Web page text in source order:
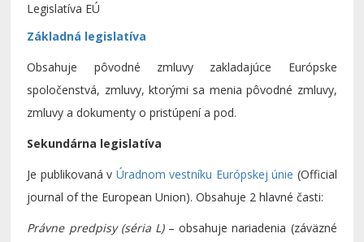
Legislatíva EÚ
Základná legislatíva
Obsahuje pôvodné zmluvy zakladajúce Európske
spoločenstvá, zmluvy, ktorými sa menia pôvodné zmluvy,
zmluvy a dokumenty o pristúpení a pod.
Sekundárna legislatíva
Je publikovaná v Úradnom vestníku Európskej únie (Official
journal of the European Union). Obsahuje 2 hlavné časti:
Právne predpisy (séria L)– obsahuje nariadenia (záväzné